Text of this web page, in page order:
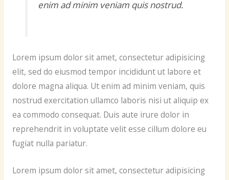
enim ad minim veniam quis nostrud.
Lorem ipsum dolor sit amet, consectetur adipisicing
elit, sed do eiusmod tempor incididunt ut labore et
dolore magna aliqua. Ut enim ad minim veniam, quis
nostrud exercitation ullamco laboris nisi ut aliquip ex
ea commodo consequat. Duis aute irure dolor in
reprehendrit in voluptate velit esse cillum dolore eu
fugiat nulla pariatur.
Lorem ipsum dolor sit amet, consectetur adipisicing